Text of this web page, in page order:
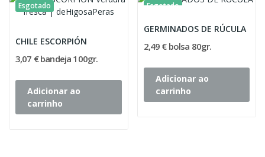
Esgotado
CHILE ESCORPIÓN
3,07 € bandeja 100gr.
Adicionar ao
carrinho
Esgotado
GERMINADOS DE RÚCULA
2,49 € bolsa 80gr.
Adicionar ao
carrinho